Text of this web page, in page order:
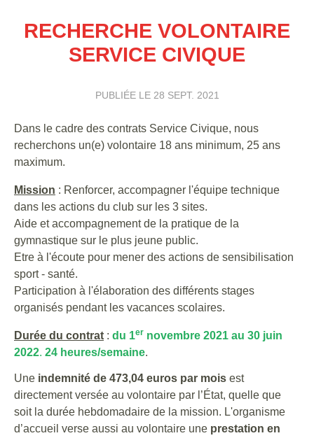
RECHERCHE VOLONTAIRE
SERVICE CIVIQUE
PUBLIÉE LE 28 SEPT. 2021
Dans le cadre des contrats Service Civique, nous
recherchons un(e) volontaire 18 ans minimum, 25 ans
maximum.
Mission : Renforcer, accompagner l'équipe technique
dans les actions du club sur les 3 sites.
Aide et accompagnement de la pratique de la
gymnastique sur le plus jeune public.
Etre à l'écoute pour mener des actions de sensibilisation
sport - santé.
Participation à l'élaboration des différents stages
organisés pendant les vacances scolaires.
Durée du contrat : du 1er novembre 2021 au 30 juin
2022. 24 heures/semaine.
Une indemnité de 473,04 euros par mois est
directement versée au volontaire par l’État, quelle que
soit la durée hebdomadaire de la mission. L'organisme
d’accueil verse aussi au volontaire une prestation en